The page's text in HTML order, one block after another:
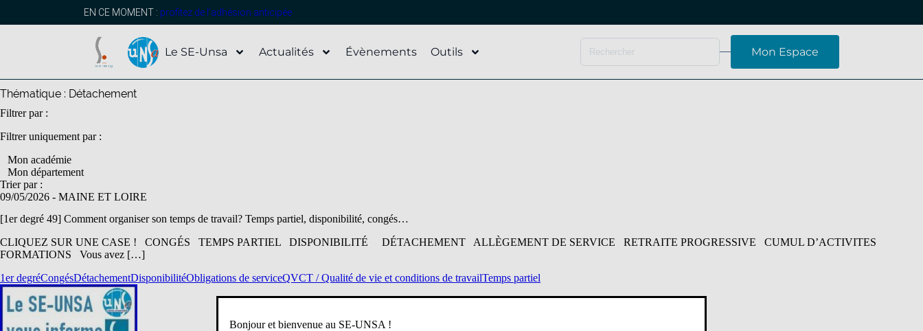
EN CE MOMENT : profitez de l’adhésion anticipée
Le SE-Unsa Actualités Évènements Outils Mon Espace
Thématique : Détachement
Filtrer par :
Filtrer uniquement par :
Mon académie
Mon département
Trier par :
09/05/2026 - MAINE ET LOIRE
[1er degré 49] Comment organiser son temps de travail? Temps partiel, disponibilité, congés…
CLIQUEZ SUR UNE CASE ! CONGÉS TEMPS PARTIEL DISPONIBILITÉ DÉTACHEMENT ALLÈGEMENT DE SERVICE RETRAITE PROGRESSIVE CUMUL D’ACTIVITES
FORMATIONS Vous avez […]
1er degréCongésDétachementDisponibilitéObligations de serviceQVCT / Qualité de vie et conditions de travailTemps partiel
Bonjour et bienvenue au SE-UNSA !